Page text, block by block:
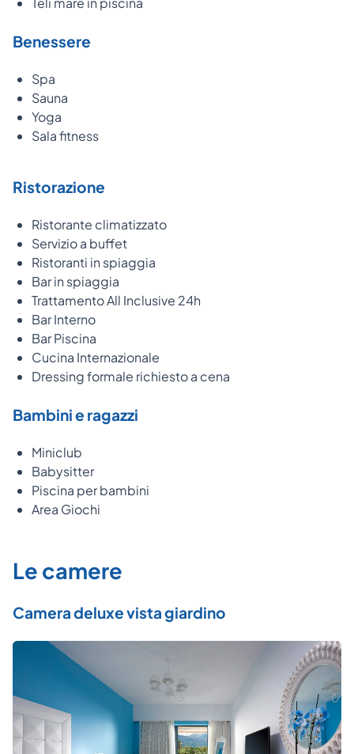
Benessere
Spa
Sauna
Yoga
Sala fitness
Ristorazione
Ristorante climatizzato
Servizio a buffet
Ristoranti in spiaggia
Bar in spiaggia
Trattamento All Inclusive 24h
Bar Interno
Bar Piscina
Cucina Internazionale
Dressing formale richiesto a cena
Bambini e ragazzi
Miniclub
Babysitter
Piscina per bambini
Area Giochi
Le camere
Camera deluxe vista giardino